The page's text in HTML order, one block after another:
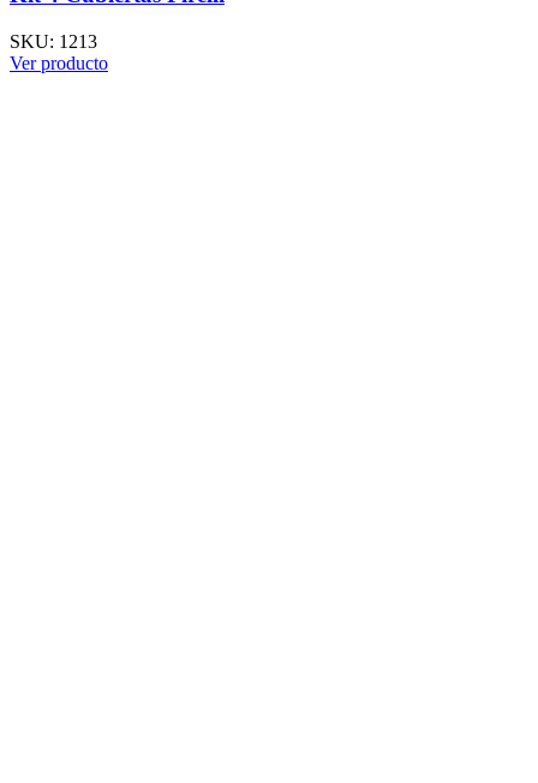
SKU: 1213
Ver producto